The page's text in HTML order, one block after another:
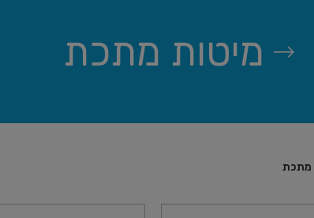
מיטות מתכת
מתכת